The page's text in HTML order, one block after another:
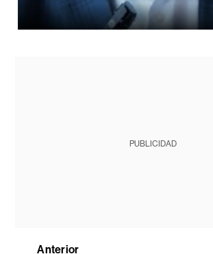
PUBLICIDAD
Anterior